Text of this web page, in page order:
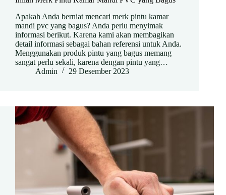
Apakah Anda berniat mencari merk pintu kamar
mandi pvc yang bagus? Anda perlu menyimak
informasi berikut. Karena kami akan membagikan
detail informasi sebagai bahan referensi untuk Anda.
Menggunakan produk pintu yang bagus memang
sangat perlu sekali, karena dengan pintu yang…
Admin
29 Desember 2023